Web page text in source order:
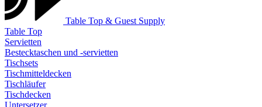
Table Top & Guest Supply
Table Top
Servietten
Bestecktaschen und -servietten
Tischsets
Tischmitteldecken
Tischläufer
Tischdecken